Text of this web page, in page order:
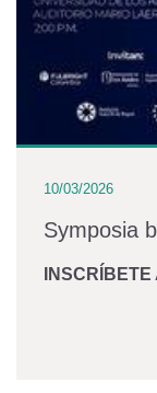
10/03/2026
Symposia